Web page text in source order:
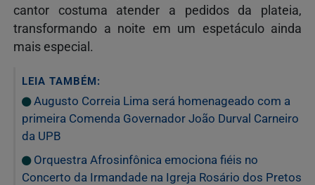
cantor costuma atender a pedidos da plateia,
transformando a noite em um espetáculo ainda
mais especial.
LEIA TAMBÉM:
Augusto Correia Lima será homenageado com a
primeira Comenda Governador João Durval Carneiro
da UPB
Orquestra Afrosinfônica emociona fiéis no
Concerto da Irmandade na Igreja Rosário dos Pretos